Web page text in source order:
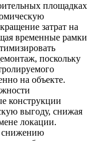
площадках
затрат на
временные рамки
поскольку
на объекте.
конструкции
выгоду, снижая
локации.
снижению